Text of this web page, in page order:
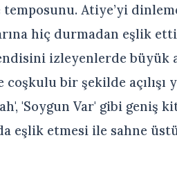
Atiye’yi
hiç durmadan eşlik
izleyenlerde büyük
coşkulu bir şekilde açılışı
'Soygun Var' gibi geniş
eşlik etmesi ile sahne